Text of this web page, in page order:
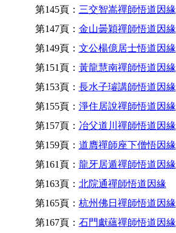
第145頁： 三交智嵩禪師悟道因緣
第147頁： 金山曇穎禪師悟道因緣
第149頁： 文公楊億居士悟道因緣
第151頁： 黃龍慧南禪師悟道因緣
第153頁： 長水子璿講師悟道因緣
第155頁： 淨住居說禪師悟道因緣
第157頁： 冶父道川禪師悟道因緣
第159頁： 道膺禪師座下僧悟因緣
第161頁： 龍牙居遁禪師悟道因緣
第163頁： 北院通禪師悟道因緣
第165頁： 杭州佛日禪師悟道因緣
第167頁： 石門獻蘊禪師悟道因緣